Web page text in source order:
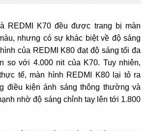
REDMI K70 đều được trang bị màn
nhưng có sự khác biệt về độ sáng
của REDMI K80 đạt độ sáng tối đa
so với 4.000 nit của K70. Tuy nhiên,
tế, màn hình REDMI K80 lại tỏ ra
điều kiện ánh sáng thông thường và
nhờ độ sáng chỉnh tay lên tới 1.800